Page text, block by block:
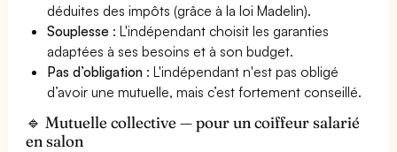
déduites des impôts (grâce à la loi Madelin).
Souplesse : L'indépendant choisit les garanties
adaptées à ses besoins et à son budget.
Pas d’obligation : L'indépendant n'est pas obligé
d’avoir une mutuelle, mais c’est fortement conseillé.
🔹 Mutuelle collective — pour un coiffeur salarié
en salon